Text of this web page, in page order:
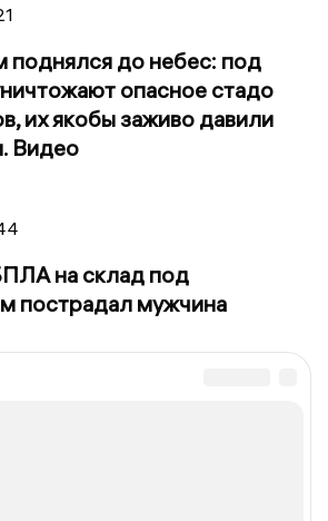
поднялся до небес: под
опасное стадо
их якобы заживо давили
Видео
на склад под
пострадал мужчина